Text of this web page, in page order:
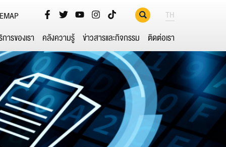
TH
ารของเรา คลังความรู้ ข่าวสารและกิจกรรม ติดต่อเรา